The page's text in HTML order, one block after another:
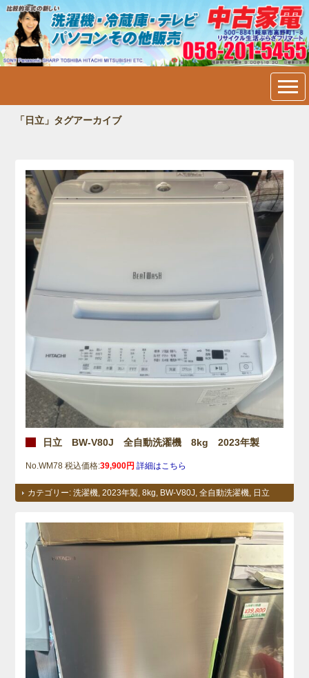
中古家電・洗濯機・冷蔵庫・
テレビ・パソコン販売＠岐阜
市内：フリマート
「日立」タグアーカイブ
日立 BW-V80J 全自動洗濯機 8kg 2023年製
No.WM78 税込価格:39,900円 詳細はこちら
カテゴリー:洗濯機 ,2023年製 ,8kg BW-V80J ,全自動洗濯機 日立